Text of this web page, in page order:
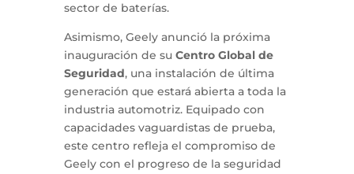
sector de baterías.
Asimismo, Geely anunció la próxima
inauguración de su Centro Global de
Seguridad, una instalación de última
generación que estará abierta a toda la
industria automotriz. Equipado con
capacidades vaguardistas de prueba,
este centro refleja el compromiso de
Geely con el progreso de la seguridad